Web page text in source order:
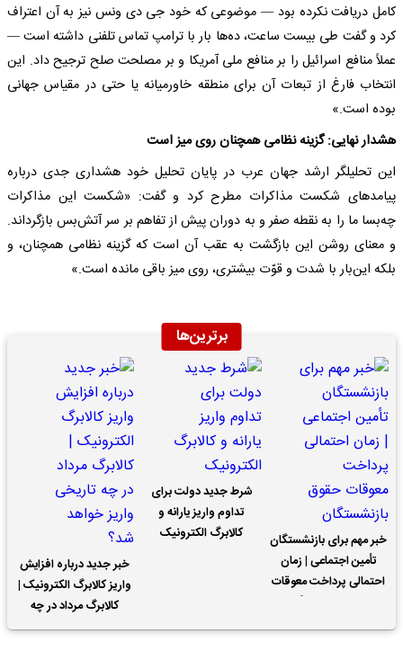
کامل دریافت نکرده بود — موضوعی که خود جی دی ونس نیز به آن اعتراف
کرد و گفت طی بیست ساعت، ده‌ها بار با ترامپ تماس تلفنی داشته است —
عملاً منافع اسرائیل را بر منافع ملی آمریکا و بر مصلحت صلح ترجیح داد. این
انتخاب فارغ از تبعات آن برای منطقه خاورمیانه یا حتی در مقیاس جهانی
بوده است.»
هشدار نهایی: گزینه نظامی همچنان روی میز است
این تحلیلگر ارشد جهان عرب در پایان تحلیل خود هشداری جدی درباره
پیامدهای شکست مذاکرات مطرح کرد و گفت: «شکست این مذاکرات
چه‌بسا ما را به نقطه صفر و به دوران پیش از تفاهم بر سر آتش‌بس بازگرداند.
و معنای روشن این بازگشت به عقب آن است که گزینه نظامی همچنان، و
بلکه این‌بار با شدت و قوّت بیشتری، روی میز باقی مانده است.»
برترین‌ها
خبر مهم برای بازنشستگان
تأمین اجتماعی | زمان
احتمالی پرداخت معوقات
شرط جدید دولت برای
تداوم واریز یارانه و
کالابرگ الکترونیک
خبر جدید درباره افزایش
واریز کالابرگ الکترونیک |
کالابرگ مرداد در چه
تاریخی واریز خواهد شد؟